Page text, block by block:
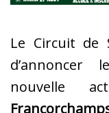
Le Circuit de
d’annoncer
nouvelle